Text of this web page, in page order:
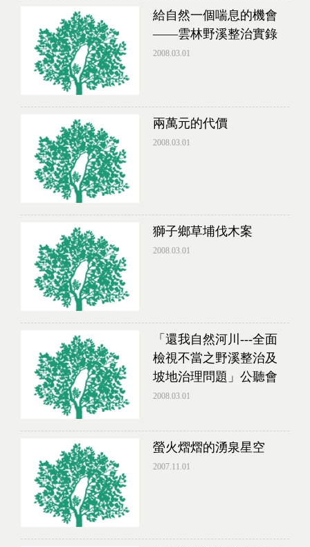
給自然一個喘息的機會
——雲林野溪整治實錄
2008.03.01
兩萬元的代價
2008.03.01
獅子鄉草埔伐木案
2008.03.01
「還我自然河川---全面
檢視不當之野溪整治及
坡地治理問題」公聽會
2008.03.01
螢火熠熠的湧泉星空
2007.11.01